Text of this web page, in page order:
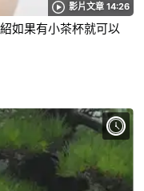
影片文章 14:26
如果有小茶杯就可以